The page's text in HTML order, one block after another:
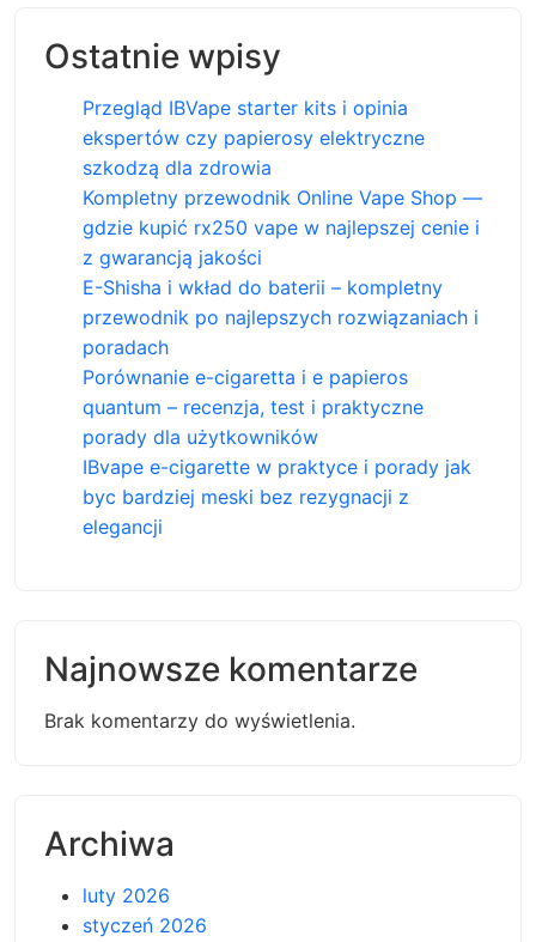
Ostatnie wpisy
Przegląd IBVape starter kits i opinia
ekspertów czy papierosy elektryczne
szkodzą dla zdrowia
Kompletny przewodnik Online Vape Shop —
gdzie kupić rx250 vape w najlepszej cenie i
z gwarancją jakości
E-Shisha i wkład do baterii – kompletny
przewodnik po najlepszych rozwiązaniach i
poradach
Porównanie e-cigaretta i e papieros
quantum – recenzja, test i praktyczne
porady dla użytkowników
IBvape e-cigarette w praktyce i porady jak
byc bardziej meski bez rezygnacji z
elegancji
Najnowsze komentarze
Brak komentarzy do wyświetlenia.
Archiwa
luty 2026
styczeń 2026